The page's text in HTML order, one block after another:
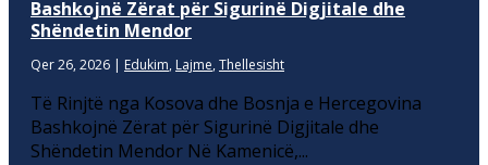
Bashkojnë Zërat për Sigurinë Digjitale dhe
Shëndetin Mendor
Qer 26, 2026 | Edukim, Lajme, Thellesisht
Të Rinjtë nga Kosova dhe Bosnja e Hercegovina
Bashkojnë Zërat për Sigurinë Digjitale dhe
Shëndetin Mendor Në Kamenicë,...